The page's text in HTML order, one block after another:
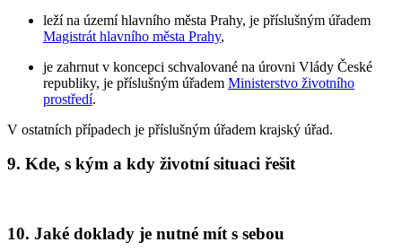
leží na území hlavního města Prahy, je příslušným úřadem
Magistrát hlavního města Prahy,
je zahrnut v koncepci schvalované na úrovni Vlády České
republiky, je příslušným úřadem Ministerstvo životního
prostředí.
V ostatních případech je příslušným úřadem krajský úřad.
9. Kde, s kým a kdy životní situaci řešit
10. Jaké doklady je nutné mít s sebou